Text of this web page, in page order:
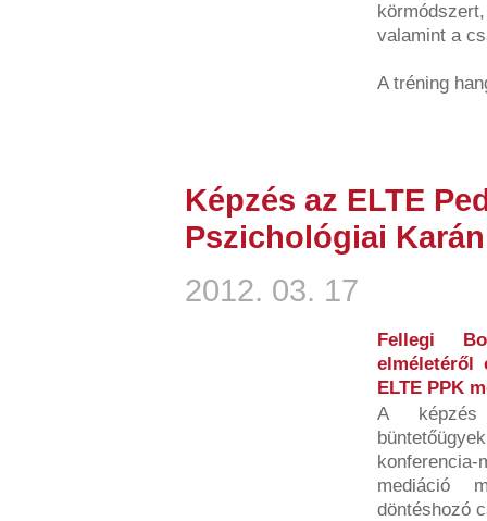
valamint a
A tréning
Képzés az ELTE
Pszichológiai Karán
2012. 03. 17
Fellegi
elméletéről
ELTE PPK
A
mediáció
döntéshozó